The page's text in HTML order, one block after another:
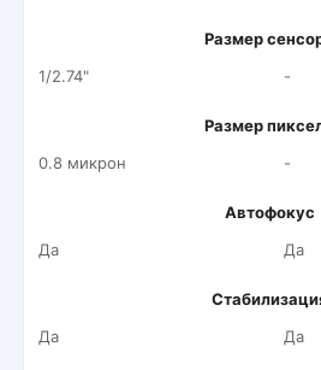
Размер
1/2.74"
-
Размер
0.8 микрон
-
Автофокус
Да
Да
Да
Да